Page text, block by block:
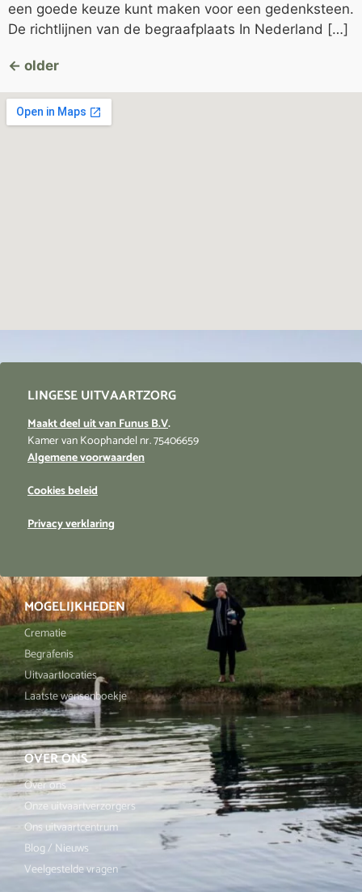
een goede keuze kunt maken voor een gedenksteen.
De richtlijnen van de begraafplaats In Nederland […]
← older
OVER ONS
Over ons
Onze uitvaartverzorgers
Ons uitvaartcentrum
Blog / Nieuws
Veelgestelde vragen
MOGELIJKHEDEN
Crematie
Begrafenis
Uitvaartlocaties
Laatste wensenboekje
LINGESE UITVAARTZORG
Maakt deel uit van Funus B.V.
Kamer van Koophandel nr. 75406659
Algemene voorwaarden
Cookies beleid
Privacy verklaring